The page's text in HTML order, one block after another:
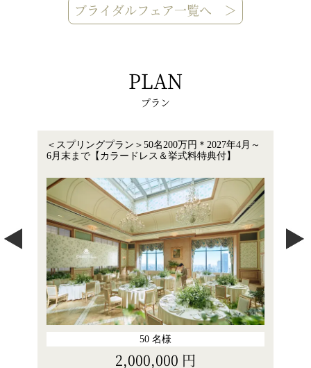
ブライダルフェア一覧へ ＞
PLAN
プラン
＜サマープラン＞60名260万円 2027年7月～2027
年9月末まで【衣裳・挙式料特典付き】
60名様
2,600,000 円